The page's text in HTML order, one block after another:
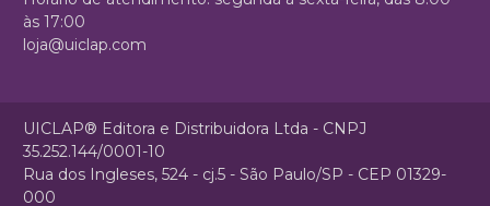
às 17:00
loja@uiclap.com
UICLAP® Editora e Distribuidora Ltda - CNPJ
35.252.144/0001-10
Rua dos Ingleses, 524 - cj.5 - São Paulo/SP - CEP 01329-
000